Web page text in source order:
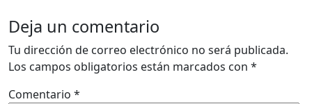
Deja un comentario
Tu dirección de correo electrónico no será publicada.
Los campos obligatorios están marcados con *
Comentario *